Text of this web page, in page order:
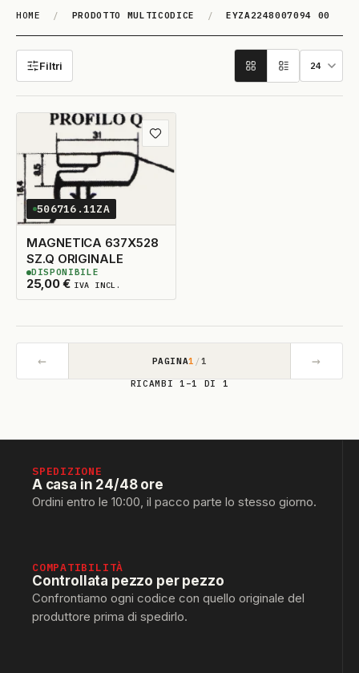
HOME / PRODOTTO MULTICODICE / EYZA2248007094 00
EYZA2248007094 00
Filtri
Aggiungi ai preferiti
506716.11ZA
MAGNETICA 637X528
SZ.Q ORIGINALE
25,00€ IVA INCL.
2DISPONIBILI
DISPONIBILE
← PAGINA1 /1 →
RICAMBI 1–1 DI 1
SPEDIZIONE
A casa in 24/48 ore
Ordini entro le 10:00, il pacco parte lo stesso giorno.
COMPATIBILITÀ
Controllata pezzo per pezzo
Confrontiamo ogni codice con quello originale del
produttore prima di spedirlo.